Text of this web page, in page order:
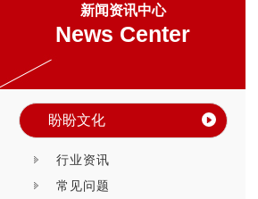
新闻资讯中心
News Center
盼盼文化
行业资讯
常见问题